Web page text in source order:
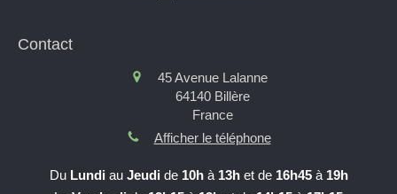
Contact
45 Avenue Lalanne
64140 Billère
France
Afficher le téléphone
Du Lundi au Jeudi de 10hà 13het de 16h45à 19h